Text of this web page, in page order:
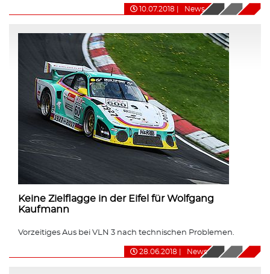
10.07.2018 News
Keine Zielflagge in der Eifel für Wolfgang
Kaufmann
Vorzeitiges Aus bei VLN 3 nach technischen Problemen.
28.06.2018 News